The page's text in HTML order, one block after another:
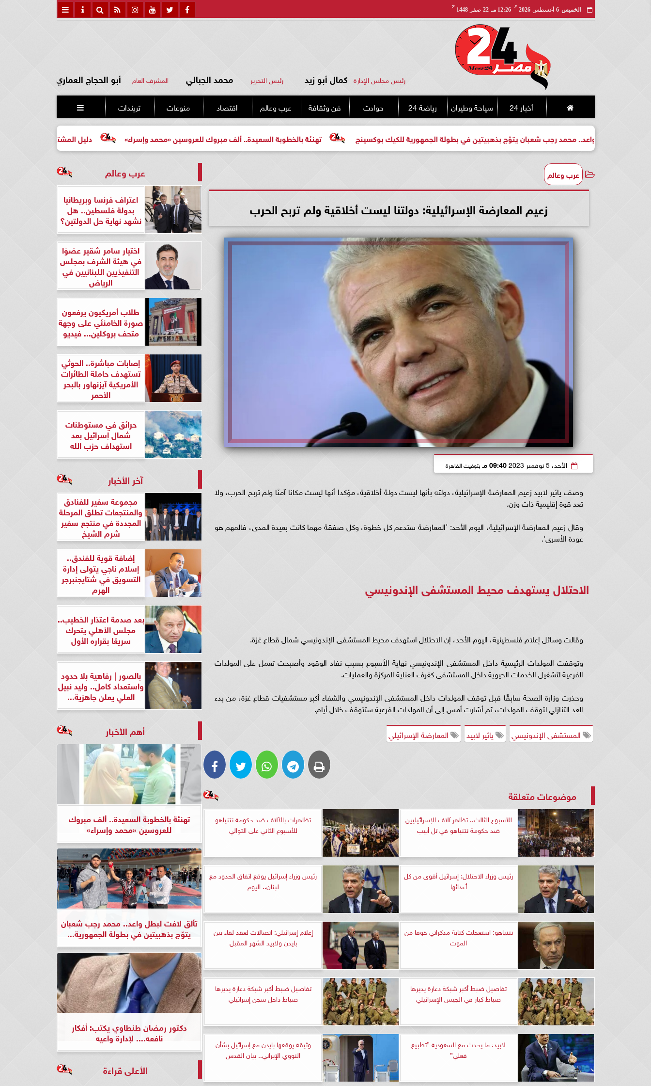
الخميس 6 أغسطس 2026
مـ
12:26 مـ 22 صفر 1448
هـ
رئيس مجلس الإدارة كمال أبو زيد رئيس التحرير محمد الجبالي المشرف العام أبو الحجاج العماري
أخبار 24 سياحة وطيران رياضة 24 حوادث فن وثقافة عرب وعالم اقتصاد منوعات تريندات 
دليل المشتري لأول مرة لاختيار مشروع تهنئة بالخطوبة السعيدة.. ألف مبروك للعروسين «محمد وإسراء» واعد.. محمد رجب شعبان يتوّج بذهبيتين في بطولة الجمهورية للكيك بوكسينج
عرب وعالم
زعيم المعارضة الإسرائيلية: دولتنا ليست أخلاقية ولم تربح الحرب
الأحد، 5 نوفمبر 2023 09:40 مـ بتوقيت القاهرة
وصف يائير لابيد زعيم المعارضة الإسرائيلية، دولته بأنها ليست دولة أخلاقية، مؤكدا أنها ليست مكانا آمنًا ولم تربح الحرب، ولا
تعد قوة إقليمية ذات وزن.
وقال زعيم المعارضة الإسرائيلية، اليوم الأحد: 'المعارضة ستدعم كل خطوة، وكل صفقة مهما كانت بعيدة المدى، فالمهم هو
عودة الأسرى'.
الاحتلال يستهدف محيط المستشفى الإندونيسي
وقالت وسائل إعلام فلسطينية، اليوم الأحد، إن الاحتلال استهدف محيط المستشفى الإندونيسي شمال قطاع غزة.
وتوقفت المولدات الرئيسية داخل المستشفى الإندونيسي نهاية الأسبوع بسبب نفاد الوقود وأصبحت تعمل على المولدات
الفرعية لتشغيل الخدمات الحيوية داخل المستشفى كغرف العناية المركزة والعمليات.
وحذرت وزارة الصحة سابقًا قبل توقف المولدات داخل المستشفى الإندونيسي والشفاء أكبر مستشفيات قطاع غزة، من بدء
العد التنازلي لتوقف المولدات، ثم أشارت أمس إلى أن المولدات الفرعية ستتوقف خلال أيام.
المستشفى الإندونيسي
يائير لابيد المعارضة الإسرائيلي
موضوعات متعلقة
للأسبوع الثالث.. تظاهر آلاف الإسرائيليين
ضد حكومة نتنياهو في تل أبيب
تظاهرات بالآلاف ضد حكومة نتنياهو
للأسبوع الثاني على التوالي
رئيس وزراء الاحتلال: إسرائيل أقوى من كل
أعدائها
رئيس وزراء إسرائيل يوقع اتفاق الحدود مع
لبنان.. اليوم
نتنياهو: استعجلت كتابة مذكراتي خوفا من
الموت
إعلام إسرائيلي: اتصالات لعقد لقاء بين
بايدن ولابيد الشهر المقبل
تفاصيل ضبط أكبر شبكة دعارة يديرها
ضباط كبار في الجيش الإسرائيلي
تفاصيل ضبط أكبر شبكة دعارة يديرها
ضباط داخل سجن إسرائيلي
لابيد: ما يحدث مع السعودية ”تطبيع
فعلي”
وثيقة يوقعها بايدن مع إسرائيل بشأن
النووي الإيراني.. بيان القدس
عرب وعالم
اعتراف فرنسا وبريطانيا
بدولة فلسطين.. هل
نشهد نهاية حل الدولتين؟
اختيار سامر شقير عضوًا
في هيئة الشرف بمجلس
التنفيذيين اللبنانيين في
الرياض
طلاب أمريكيون يرفعون
صورة الخامنئي على وجهة
متحف بروكلين... فيديو
إصابات مباشرة.. الحوثي
تستهدف حاملة الطائرات
الأمريكية آيزنهاور بالبحر
الأحمر
حرائق في مستوطنات
شمال إسرائيل بعد
استهداف حزب الله
آخر الأخبار
مجموعة سفير للفنادق
والمنتجعات تطلق المرحلة
المجددة في منتجع سفير
شرم الشيخ
إضافة قوية للفندق..
إسلام ناجي يتولى إدارة
التسويق في شتايجنبرجر
الهرم
بعد صدمة اعتذار الخطيب..
مجلس الأهلي يتحرك
سريعًا بقراره الأول
بالصور | رفاهية بلا حدود
واستعداد كامل.. وليد نبيل
العلي يعلن جاهزية...
أهم الأخبار
تهنئة بالخطوبة السعيدة.. ألف مبروك
للعروسين «محمد وإسراء»
تألق لافت لبطل واعد.. محمد رجب شعبان
يتوّج بذهبيتين في بطولة الجمهورية...
دكتور رمضان طنطاوي يكتب: أفكار
نافعه.... لإدارة واعيه
الأعلى قراءة